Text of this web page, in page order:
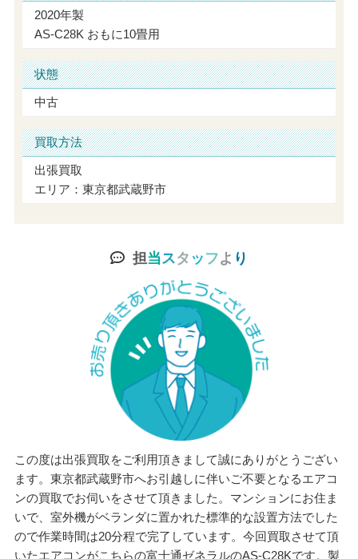
2020年製
AS-C28K おもに10畳用
状態
中古
買取方法
出張買取
エリア：東京都武蔵野市
担当スタ ッ フよ り
この度は出張買取をご利用頂きまして誠にありがとうござい
ます。東京都武蔵野市へお引越しに伴いご不要となるエアコ
ンの買取でお伺いをさせて頂きました。マンションにお住ま
いで、室外機がベランダに置かれた標準的な設置方法でした
ので作業時間は20分程で完了しています。今回買取させて頂
いたエアコンがこちらの富士通ゼネラルのAS-C28Kです。製